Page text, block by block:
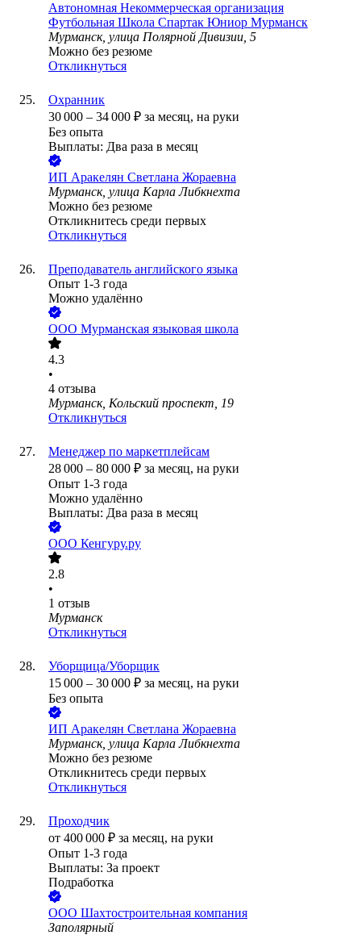
Автономная Некоммерческая организация
Футбольная Школа Спартак Юниор Мурманск
Мурманск, улица Полярной Дивизии, 5
Можно без резюме
Откликнуться
Охранник
30 000 – 34 000 ₽ за месяц, на руки
Без опыта
Выплаты: Два раза в месяц
ИП Аракелян Светлана Жораевна
Мурманск, улица Карла Либкнехта
Можно без резюме
Откликнитесь среди первых
Откликнуться
Преподаватель английского языка
Опыт 1-3 года
Можно удалённо
ООО Мурманская языковая школа
4.3
•
4 отзыва
Мурманск, Кольский проспект, 19
Откликнуться
Менеджер по маркетплейсам
28 000 – 80 000 ₽ за месяц, на руки
Опыт 1-3 года
Можно удалённо
Выплаты: Два раза в месяц
ООО Кенгуру.ру
2.8
•
1 отзыв
Мурманск
Откликнуться
Уборщица/Уборщик
15 000 – 30 000 ₽ за месяц, на руки
Без опыта
ИП Аракелян Светлана Жораевна
Мурманск, улица Карла Либкнехта
Можно без резюме
Откликнитесь среди первых
Откликнуться
Проходчик
от 400 000 ₽ за месяц, на руки
Опыт 1-3 года
Выплаты: За проект
Подработка
ООО Шахтостроительная компания
Заполярный